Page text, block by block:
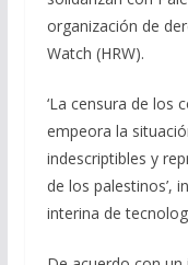
o
k
organización de
Watch (HRW).
‘La censura de los
empeora la
indescriptibles y
de los palestinos’,
interina de